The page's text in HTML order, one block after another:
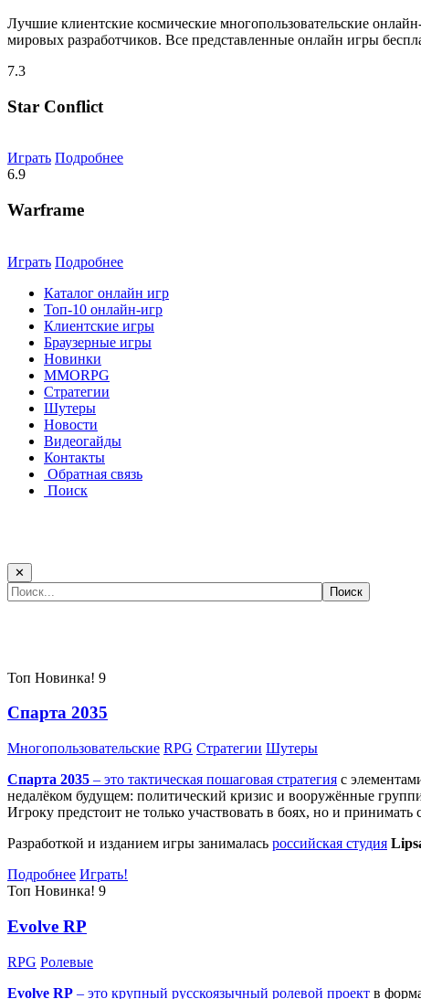
Лучшие клиентские космические многопользовательские
мировых разработчиков. Все представленные онлайн игры
7.3
Star Conflict
Играть Подробнее
6.9
Warframe
Играть Подробнее
Каталог онлайн игр
Топ-10 онлайн-игр
Клиентские игры
Браузерные игры
Новинки
MMORPG
Стратегии
Шутеры
Новости
Видеогайды
Контакты
Обратная связь
Поиск
✕
Топ Новинка! 9
Спарта 2035
Многопользовательские RPG Стратегии Шутеры
Спарта 2035 – это тактическая пошаговая стратегия с
недалёком будущем: политический кризис и вооружённые
Игроку предстоит не только участвовать в боях, но и
Разработкой и изданием игры занималась российская студия
Подробнее Играть!
Топ Новинка! 9
Evolve RP
RPG Ролевые
Evolve RP – это крупный русскоязычный ролевой проект в